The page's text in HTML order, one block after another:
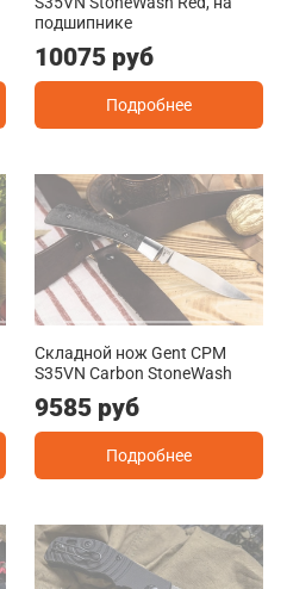
подшипнике
10075 руб
Подробнее
Складной нож Gent CPM
S35VN Carbon StoneWash
9585 руб
Подробнее